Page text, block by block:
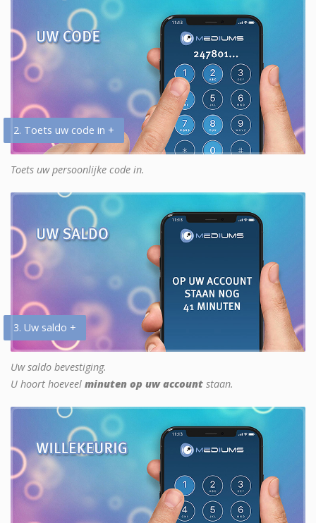
2. Toets uw code in +
Toets uw persoonlijke code in.
3. Uw saldo +
Uw saldo bevestiging.
U hoort hoeveel minuten op uw account staan.